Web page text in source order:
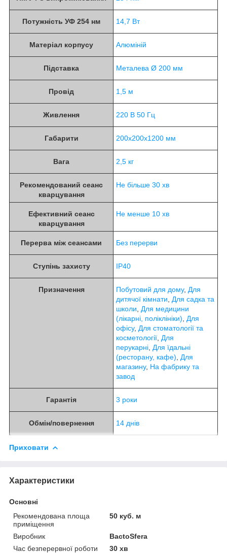
Потужність УФ 254 нм 14,7 Вт
Матеріал корпусу Алюміній
Підставка Металева Ø 200 мм
Провід 1,5 м
Живлення 220 В 50 Гц
Габарити 200x200x1200 мм
Вага 2,5 кг
Рекомендований сеанс
кварцування
Не більше 30 хв
Ефективний сеанс
кварцування
Не менше 10 хв
Перерва між сеансами Без перерви
Ступінь захисту IP40
Призначення Побутовий для дому, Для
дитячої кімнати
Для садка та
школи
Для медицини
(лікарні, поліклініки)
Для
офісу, Для стоматології та
косметології Для
перукарні Для їдальні
(ресторану, кафе)
Для
магазину, На фабрику та
завод
Гарантія 3 роки
Обмін/повернення 14 днів
Приховати
Характеристики
Основні
Рекомендована площа
приміщення
50 куб. м
Виробник
BactoSfera
Час безперервної роботи
30 хв